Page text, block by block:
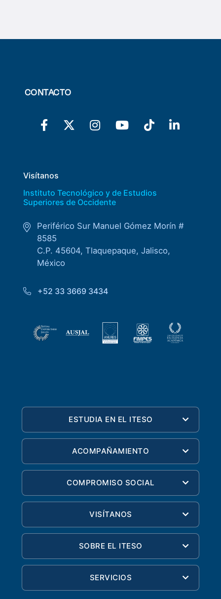
CONTACTO
Visítanos
Instituto Tecnológico y de Estudios
Superiores de Occidente
Periférico Sur Manuel Gómez Morín #
8585
C.P. 45604, Tlaquepaque, Jalisco,
México
+52 33 3669 3434
ESTUDIA EN EL ITESO
ACOMPAÑAMIENTO
COMPROMISO SOCIAL
VISÍTANOS
SOBRE EL ITESO
SERVICIOS